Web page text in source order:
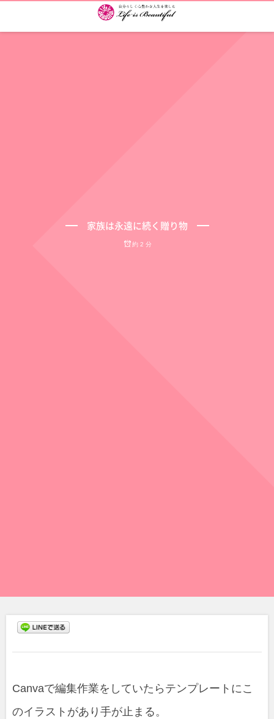
家族は永遠に続く贈り物
約 2 分
Canvaで編集作業をしていたらテンプレートにこ
のイラストがあり手が止まる。